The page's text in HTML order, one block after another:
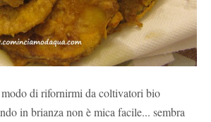
di rifornirmi da coltivatori bio
in brianza non è mica facile... sembra